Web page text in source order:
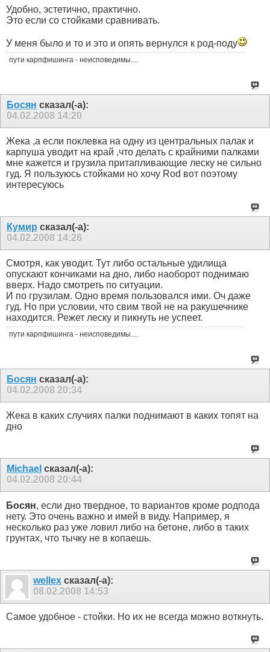
Удобно, эстетично, практично.
Это если со стойками сравнивать.
У меня было и то и это и опять вернулся к род-поду
пути карпфишинга - неисповедимы....
Босян сказал(-а):
04.02.2008 14:20
Жека ,а если поклевка на одну из центральных палак и
карпуша уводит на край ,что делать с крайними палками
мне кажется и грузила притапливающие леску не сильно
гуд. Я пользуюсь стойками но хочу Rоd вот поэтому
интересуюсь
Кумир сказал(-а):
04.02.2008 14:26
Смотря, как уводит. Тут либо остальные удилища
опускают кончиками на дно, либо наоборот поднимаю
вверх. Надо смотреть по ситуации.
И по грузилам. Одно время пользовался ими. Оч даже
гуд. Но при условии, что свим твой не на ракушечнике
находится. Режет леску и пикнуть не успеет.
пути карпфишинга - неисповедимы....
Босян сказал(-а):
04.02.2008 20:34
Жека в каких случиях палки поднимают в каких топят на
дно
Michael сказал(-а):
04.02.2008 20:44
Босян, если дно твердное, то вариантов кроме родпода
нету. Это очень важно и имей в виду. Например, я
несколько раз уже ловил либо на бетоне, либо в таких
грунтах, что тычку не в копаешь.
wellex сказал(-а):
08.02.2008 14:53
Самое удобное - стойки. Но их не всегда можно воткнуть.